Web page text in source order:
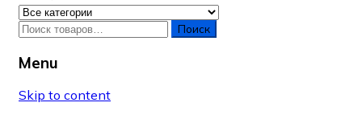
Поиск
Menu
Skip to content